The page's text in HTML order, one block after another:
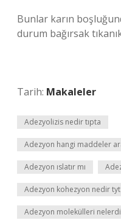
Bunlar karın
durum bağırsak
Tarih: Makaleler
Adezyolizis nedir tıpta
Adezyon hangi maddeler
Adezyon ıslatır mı
Adezyon kohezyon nedir
Adezyon molekülleri